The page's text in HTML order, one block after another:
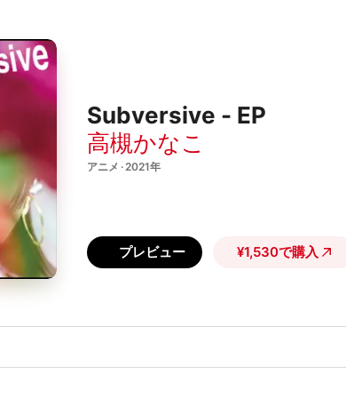
Subversive - EP
高槻かなこ
アニメ · 2021年
プレビュー ¥1,530で購入